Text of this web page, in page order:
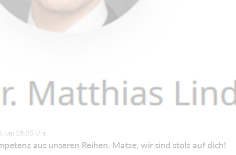
um 18.05 Uhr
aus unseren Reihen. Matze, wir sind stolz auf dich!